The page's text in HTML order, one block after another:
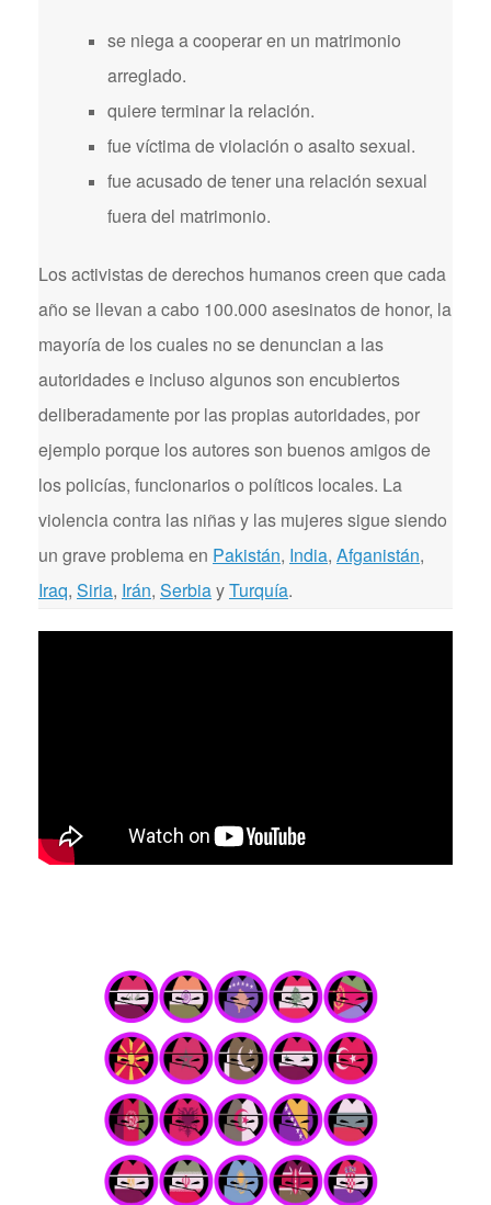
se niega a cooperar en un matrimonio
arreglado.
quiere terminar la relación.
fue víctima de violación o asalto sexual.
fue acusado de tener una relación sexual
fuera del matrimonio.
Los activistas de derechos humanos creen que cada
año se llevan a cabo 100.000 asesinatos de honor, la
mayoría de los cuales no se denuncian a las
autoridades e incluso algunos son encubiertos
deliberadamente por las propias autoridades, por
ejemplo porque los autores son buenos amigos de
los policías, funcionarios o políticos locales. La
violencia contra las niñas y las mujeres sigue siendo
un grave problema en Pakistán, India, Afganistán,
Iraq, Siria, Irán, SerbiayTurquía.